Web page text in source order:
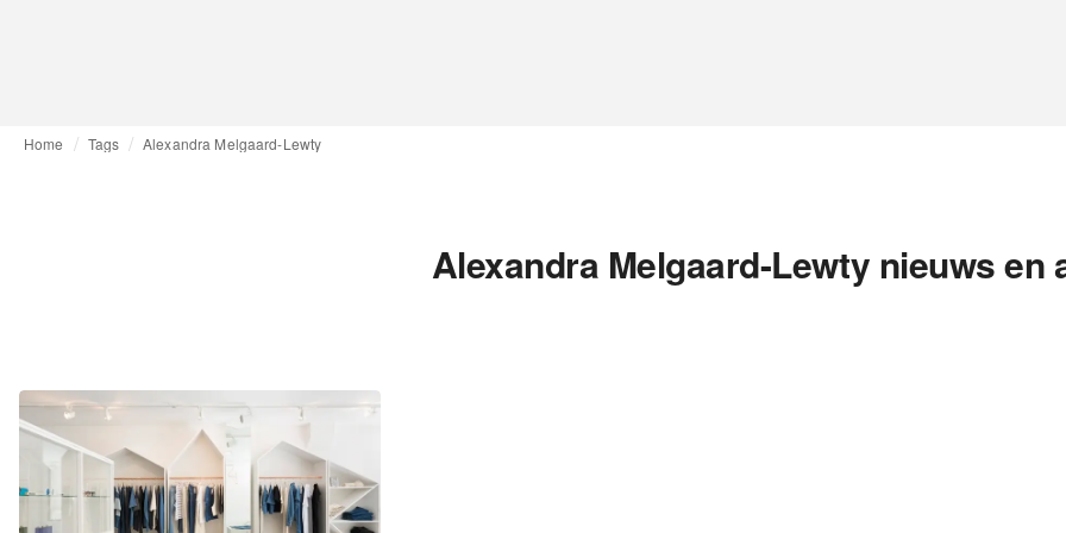
Home Tags Alexandra Melgaard-Lewty
Alexandra Melgaard-Lewty nieuws en